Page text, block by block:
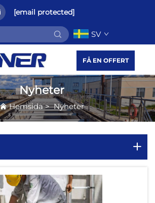
[email protected]
SV
FÅ EN OFFERT
Nyheter
Hemsida>Nyheter